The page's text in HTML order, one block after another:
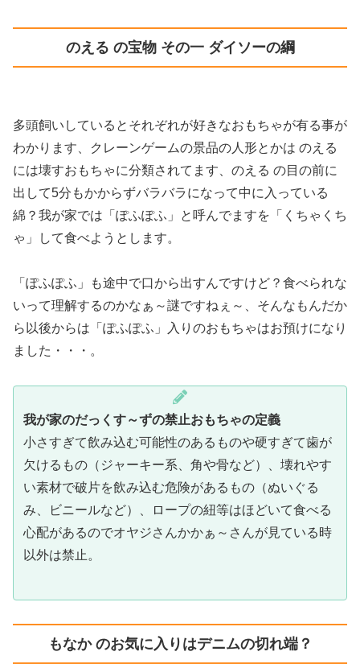
のえる の宝物 その一 ダイソーの綱
多頭飼いしているとそれぞれが好きなおもちゃが有る事が
わかります、クレーンゲームの景品の人形とかは のえる
には壊すおもちゃに分類されてます、のえる の目の前に
出して5分もかからずバラバラになって中に入っている
綿？我が家では「ぽふぽふ」と呼んでますを「くちゃくち
ゃ」して食べようとします。
「ぽふぽふ」も途中で口から出すんですけど？食べられな
いって理解するのかなぁ～謎ですねぇ～、そんなもんだか
ら以後からは「ぽふぽふ」入りのおもちゃはお預けになり
ました・・・。
我が家のだっくす～ずの禁止おもちゃの定義
小さすぎて飲み込む可能性のあるものや硬すぎて歯が
欠けるもの（ジャーキー系、角や骨など）、壊れやす
い素材で破片を飲み込む危険があるもの（ぬいぐる
み、ビニールなど）、ロープの紐等はほどいて食べる
心配があるのでオヤジさんかかぁ～さんが見ている時
以外は禁止。
もなか のお気に入りはデニムの切れ端？